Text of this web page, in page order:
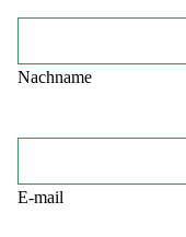
Nachname
E-mail